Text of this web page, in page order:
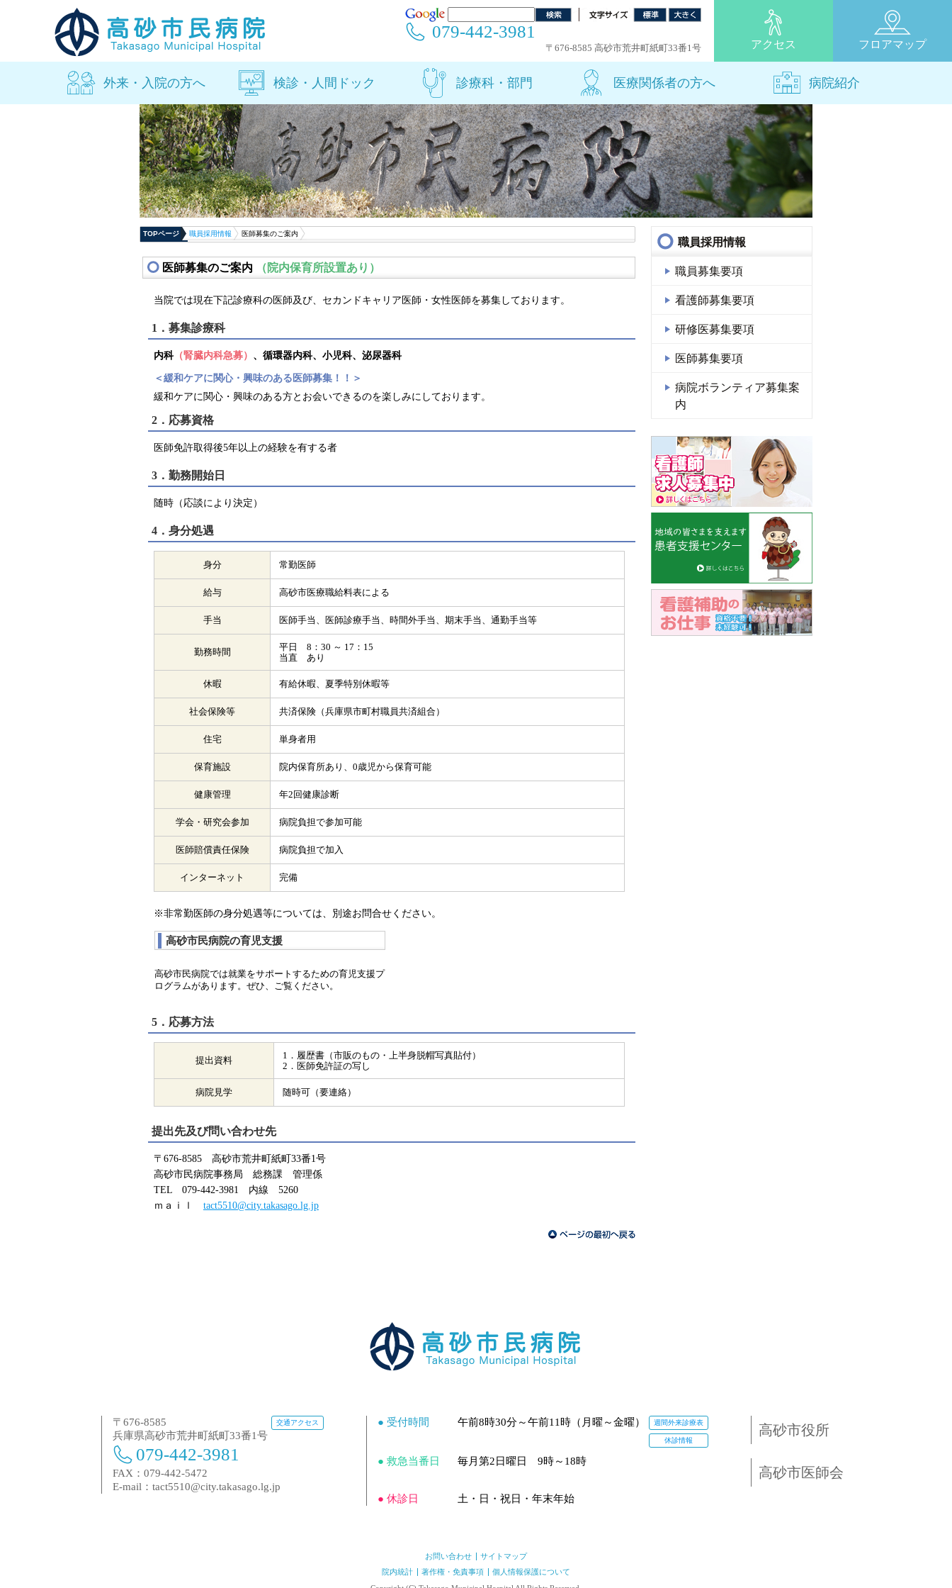
079-442-3981
〒676-8585 高砂市荒井町紙町33番1号 アクセス フロアマップ
外来・入院の方へ 検診・人間ドック 診療科・部門 医療関係者の方へ 病院紹介
TOPページ 職員採用情報 医師募集のご案内
医師募集のご案内 （院内保育所設置あり）
当院では現在下記診療科の医師及び、セカンドキャリア医師・女性医師を募集しております。
1．募集診療科
内科（腎臓内科急募） 、循環器内科、小児科、泌尿器科
＜緩和ケアに関心・興味のある医師募集！！＞
緩和ケアに関心・興味のある方とお会いできるのを楽しみにしております。
2．応募資格
医師免許取得後5年以上の経験を有する者
3．勤務開始日
随時（応談により決定）
4．身分処遇
身分 常勤医師
給与 高砂市医療職給料表による
手当 医師手当、医師診療手当、時間外手当、期末手当、通勤手当等
勤務時間
平日 8：30 ～ 17：15
当直 あり
休暇 有給休暇、夏季特別休暇等
社会保険等 共済保険（兵庫県市町村職員共済組合）
住宅 単身者用
保育施設 院内保育所あり、0歳児から保育可能
健康管理 年2回健康診断
学会・研究会参加 病院負担で参加可能
医師賠償責任保険 病院負担で加入
インターネット 完備
※非常勤医師の身分処遇等については、別途お問合せください。
高砂市民病院の育児支援
高砂市民病院では就業をサポートするための育児支援プ
ログラムがあります。ぜひ、ご覧ください。
5．応募方法
提出資料
1．履歴書（市販のもの・上半身脱帽写真貼付）
2．医師免許証の写し
病院見学 随時可（要連絡）
提出先及び問い合わせ先
〒676-8585 高砂市荒井町紙町33番1号
高砂市民病院事務局 総務課 管理係
TEL 079-442-3981 内線 5260
ｍａｉｌ tact5510@city.takasago.lg.jp
職員採用情報
職員募集要項
看護師募集要項
研修医募集要項
医師募集要項
病院ボランティア募集案
内
〒676-8585
兵庫県高砂市荒井町紙町33番1号
交通アクセス
079-442-3981
FAX：079-442-5472
E-mail：tact5510@city.takasago.lg.jp
● 受付時間 午前8時30分～午前11時（月曜～金曜） 週間外来診療表
休診情報
● 救急当番日 毎月第2日曜日 9時～18時
● 休診日 土・日・祝日・年末年始
高砂市役所
高砂市医師会
お問い合わせ
サイトマップ
院内統計
著作権・免責事項
個人情報保護について